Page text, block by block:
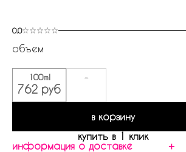
0.0
объем
100ml
762 руб
-
в корзину
купить в 1 клик
информация о доставке
＋